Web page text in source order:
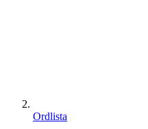
Ordlista